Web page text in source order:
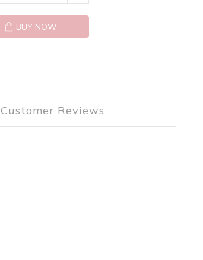
BUY NOW
Customer Reviews